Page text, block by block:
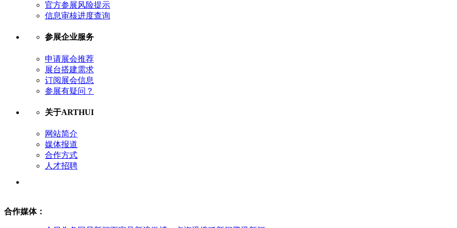
官方参展风险提示
信息审核进度查询
参展企业服务
申请展会推荐
展台搭建需求
订阅展会信息
参展有疑问？
关于ARTHUI
网站简介
媒体报道
合作方式
人才招聘
合作媒体：